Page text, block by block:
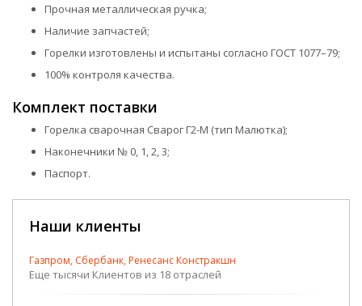
Прочная металлическая ручка;
Наличие запчастей;
Горелки изготовлены и испытаны согласно ГОСТ 1077–79;
100% контроля качества.
Комплект поставки
Горелка сварочная Сварог Г2-М (тип Малютка);
Наконечники № 0, 1, 2, 3;
Паспорт.
Наши клиенты
Газпром, Сбербанк, Ренесанс Констракшн
Еще тысячи Клиентов из 18 отраслей